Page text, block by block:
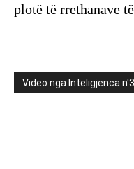
plotë të rrethanave
Video nga Inteligjenca